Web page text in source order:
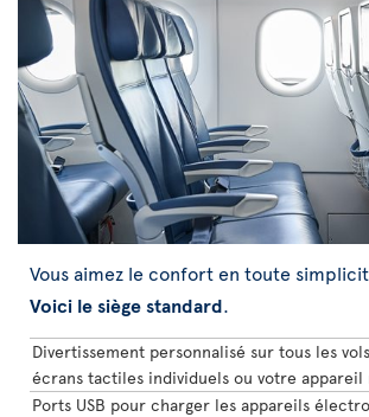
Vous aimez le confort en toute
Voici le siège standard.
Divertissement personnalisé sur tous les
écrans tactiles individuels ou votre appareil
Ports USB pour charger les appareils